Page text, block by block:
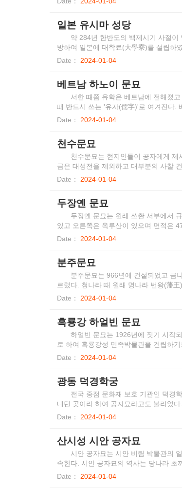
일본 유시마 성당
약 284년 한반도의 백제시기 사절
방하여 일본에 대학료(大學寮)를 설립하
1867)에 남아 있다.그들은 중국 송나라
Date： 2024-01-04
베트남 하노이 문묘
서한 때쯤 유학은 베트남에 전해졌
때 반드시 쓰는 '유자(儒字)'로 여겨진다.
하고 유학을 이곳에서는 '양교(良教)'라고
Date： 2024-01-04
천수문묘
천수문묘는 현지인들이 공자에게
금은 대성전을 제외하고 대부분의 사찰
Date：
2024-01-04
두장옌 문묘
두장옌 문묘는 원래 쓰촨 서부에서
있고 오른쪽은 옥루산이 있으며 면적은
Date：
2024-01-04
분주문묘
분주문묘는 966년에 건설되었고 금
르렀다. 청나라 때 원래 명나라 번왕(藩
라 분주(汾州)부 문묘의 제사 장소와 학
Date： 2024-01-04
흑룡강 하얼빈 문묘
하얼빈 문묘는 1926년에 짓기 시작
로 하여 흑룡강성 민족박물관을 건립하
게 하고 화려하게 재현하였다.
Date： 2024-01-04
광동 덕경학궁
전국 중점 문화재 보호 기관인 덕경
내던 곳이라 하여 공자묘라고도 불리었다.
Date：
2024-01-04
산시성 시안 공자묘
시안 공자묘는 시안 비림 박물관의
속한다. 시안 공자묘의 역사는 당나라
공자묘는 북송 숭녕연간에 현 위치로 옮
Date： 2024-01-04